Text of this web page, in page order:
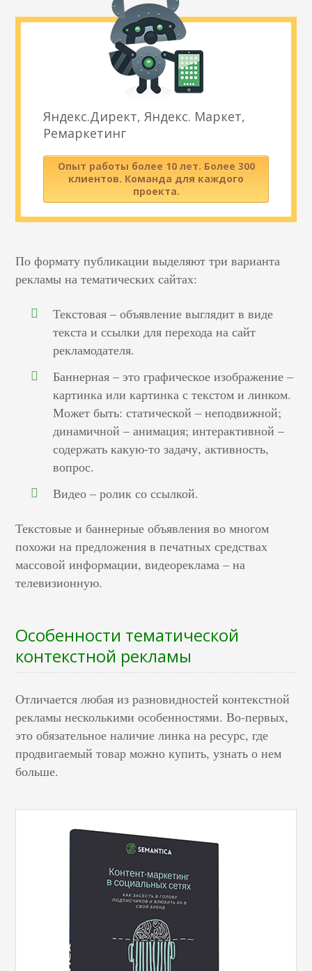
Яндекс.Директ, Яндекс. Маркет,
Ремаркетинг
Опыт работы более 10 лет. Более 300
клиентов. Команда для каждого
проекта.
По формату публикации выделяют три варианта
рекламы на тематических сайтах:
Текстовая – объявление выглядит в виде
текста и ссылки для перехода на сайт
рекламодателя.
Баннерная – это графическое изображение –
картинка или картинка с текстом и линком.
Может быть: статической – неподвижной;
динамичной – анимация; интерактивной –
содержать какую-то задачу, активность,
вопрос.
Видео – ролик со ссылкой.
Текстовые и баннерные объявления во многом
похожи на предложения в печатных средствах
массовой информации, видеореклама – на
телевизионную.
Особенности тематической
контекстной рекламы
Отличается любая из разновидностей контекстной
рекламы несколькими особенностями. Во-первых,
это обязательное наличие линка на ресурс, где
продвигаемый товар можно купить, узнать о нем
больше.